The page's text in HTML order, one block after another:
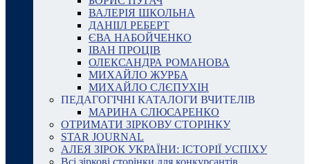
ВАЛЕРІЯ ШКОЛЬНА
ДАНІІЛ РЕБЕРТ
ЄВА НАБОЙЧЕНКО
ІВАН ПРОЦІВ
ОЛЕКСАНДРА РОМАНОВА
МИХАЙЛО ЖУРБА
МИХАЙЛО СЛЄПУХІН
ПЕДАГОГІЧНІ КАТАЛОГИ ВЧИТЕЛІВ
МАРИНА СЛЮСАРЕНКО
ОТРИМАТИ ЗІРКОВУ СТОРІНКУ
STAR JOURNAL
АЛЕЯ ЗІРОК УКРАЇНИ: ІСТОРІЇ УСПІХУ
Всі зіркові сторінки для конкурсантів